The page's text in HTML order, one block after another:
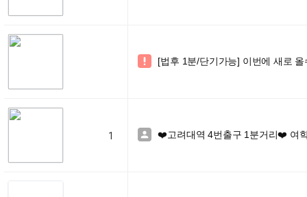
 [법후 1분/단기가능] 이번에 새로
1  ❤️고려대역 4번출구 1분거리❤️ 여